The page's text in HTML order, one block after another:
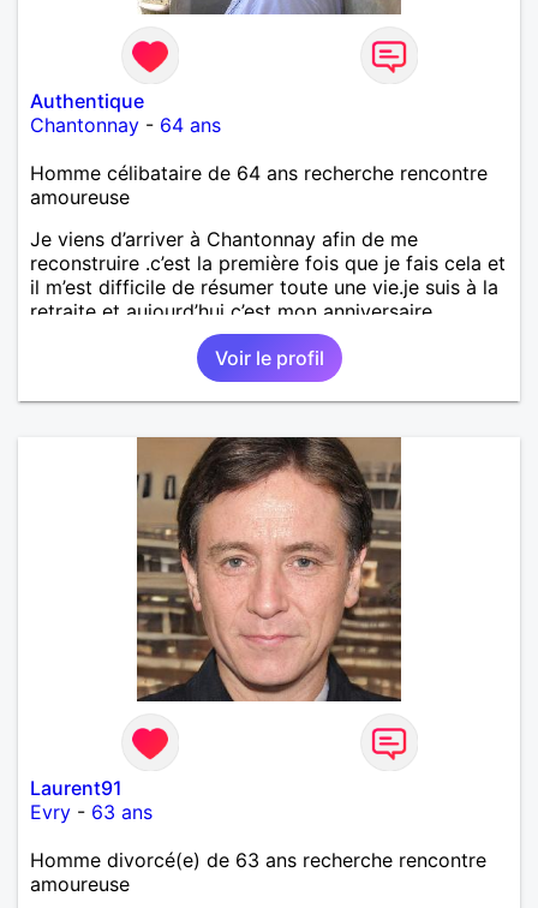
Authentique
Chantonnay - 64 ans
Homme célibataire de 64 ans recherche rencontre
amoureuse
Je viens d’arriver à Chantonnay afin de me
reconstruire .c’est la première fois que je fais cela et
il m’est difficile de résumer toute une vie.je suis à la
retraite et aujourd’hui c’est mon anniversaire
!J’aimerais rencontrer quelqu’un qui partage les
mêmes valeurs qui font de quelqu’un un être humain
Voir le profil
Laurent91
Evry - 63 ans
Homme divorcé(e) de 63 ans recherche rencontre
amoureuse